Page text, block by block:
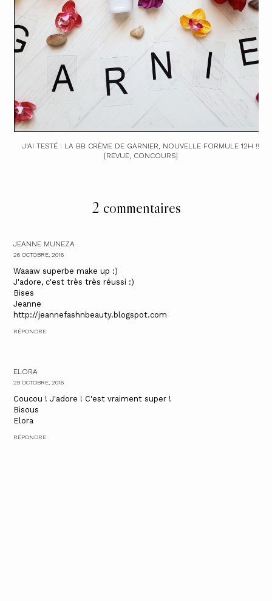
J'AI TESTÉ : LA BB CRÈME DE GARNIER, NOUVELLE FORMULE 12H !!
[REVUE, CONCOURS]
2 commentaires
JEANNE MUNEZA
26 OCTOBRE, 2016
Waaaw superbe make up :)
J'adore, c'est très très réussi :)
Bises
Jeanne
http://jeannefashnbeauty.blogspot.com
RÉPONDRE
ELORA
29 OCTOBRE, 2016
Coucou ! J'adore ! C'est vraiment super !
Bisous
Elora
RÉPONDRE